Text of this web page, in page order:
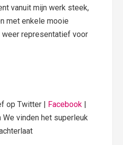
vanuit mijn werk steek,
met enkele mooie
representatief voor
op Twitter | Facebook
We vinden het superleuk